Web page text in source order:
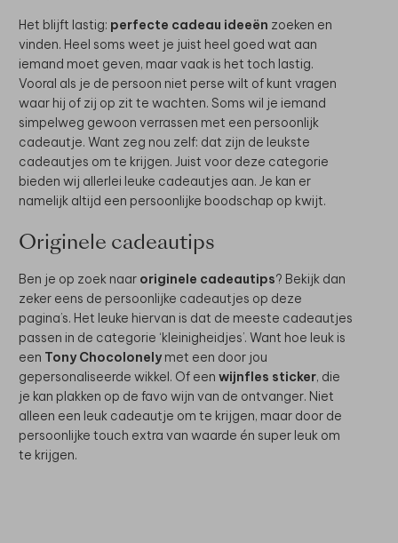
Het blijft lastig: perfecte cadeau ideeën zoeken en
vinden. Heel soms weet je juist heel goed wat aan
iemand moet geven, maar vaak is het toch lastig.
Vooral als je de persoon niet perse wilt of kunt vragen
waar hij of zij op zit te wachten. Soms wil je iemand
simpelweg gewoon verrassen met een persoonlijk
cadeautje. Want zeg nou zelf: dat zijn de leukste
cadeautjes om te krijgen. Juist voor deze categorie
bieden wij allerlei leuke cadeautjes aan. Je kan er
namelijk altijd een persoonlijke boodschap op kwijt.
Originele cadeautips
Ben je op zoek naar originele cadeautips? Bekijk dan
zeker eens de persoonlijke cadeautjes op deze
pagina’s. Het leuke hiervan is dat de meeste cadeautjes
passen in de categorie ‘kleinigheidjes’. Want hoe leuk is
een Tony Chocolonelymet een door jou
gepersonaliseerde wikkel. Of een wijnfles sticker, die
je kan plakken op de favo wijn van de ontvanger. Niet
alleen een leuk cadeautje om te krijgen, maar door de
persoonlijke touch extra van waarde én super leuk om
te krijgen.